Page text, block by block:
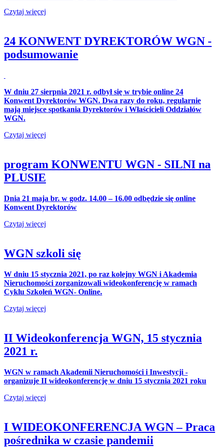
Czytaj więcej
24 KONWENT DYREKTORÓW WGN -
podsumowanie
W dniu 27 sierpnia 2021 r. odbył się w trybie online 24
Konwent Dyrektorów WGN. Dwa razy do roku, regularnie
mają miejsce spotkania Dyrektorów i Właścicieli Oddziałów
WGN.
Czytaj więcej
program KONWENTU WGN - SILNI na
PLUSIE
Dnia 21 maja br. w godz. 14.00 – 16.00 odbędzie się online
Konwent Dyrektorów
Czytaj więcej
WGN szkoli się
W dniu 15 stycznia 2021, po raz kolejny WGN i Akademia
Nieruchomości zorganizowali wideokonferencję w ramach
Cyklu Szkoleń WGN- Online.
Czytaj więcej
II Wideokonferencja WGN, 15 stycznia
2021 r.
WGN w ramach Akademii Nieruchomości i Inwestycji -
organizuje II wideokonferencję w dniu 15 stycznia 2021 roku
Czytaj więcej
I WIDEOKONFERENCJA WGN – Praca
pośrednika w czasie pandemii